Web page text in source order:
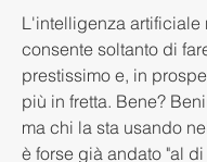
L'intelligenza artificiale
consente soltanto di
prestissimo e, in
più in fretta. Bene?
ma chi la sta usando
è forse già andato "al